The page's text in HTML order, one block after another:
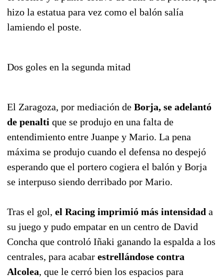
hizo la estatua para vez como el balón salía
lamiendo el poste.
Dos goles en la segunda mitad
El Zaragoza, por mediación de Borja, se adelantó
de penalti que se produjo en una falta de
entendimiento entre Juanpe y Mario. La pena
máxima se produjo cuando el defensa no despejó
esperando que el portero cogiera el balón y Borja
se interpuso siendo derribado por Mario.
Tras el gol, el Racing imprimió más intensidad a
su juego y pudo empatar en un centro de David
Concha que controló Iñaki ganando la espalda a los
centrales, para acabar estrellándose contra
Alcolea, que le cerró bien los espacios para